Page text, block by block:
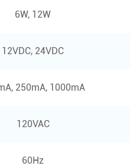
6W, 12W
12VDC, 24VDC
250mA, 1000mA
120VAC
60Hz